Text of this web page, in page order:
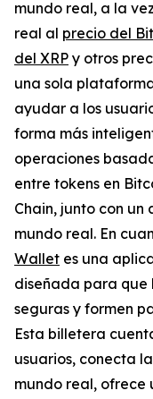
mundo real, a la
real al precio del
del XRP y otros
una sola
ayudar a los
forma más
operaciones
entre tokens en
Chain, junto con
mundo real. En
Wallet es una
diseñada para que
seguras y formen
Esta billetera
usuarios, conecta
mundo real,